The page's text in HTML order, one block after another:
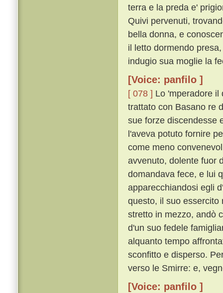
terra e la preda e'
Quivi pervenuti,
bella donna, e
il letto dormendo
indugio sua moglie la
[Voice: panfilo ]
[ 078 ] Lo 'mperadore il
trattato con Basano re
sue forze discendesse
l'aveva potuto fornire
come meno
avvenuto, dolente fuor
domandava fece, e lui
apparecchiandosi egli
questo, il suo essercito
stretto in mezzo, andò
d'un suo fedele
alquanto tempo
sconfitto e disperso.
verso le Smirre: e,
[Voice: panfilo ]